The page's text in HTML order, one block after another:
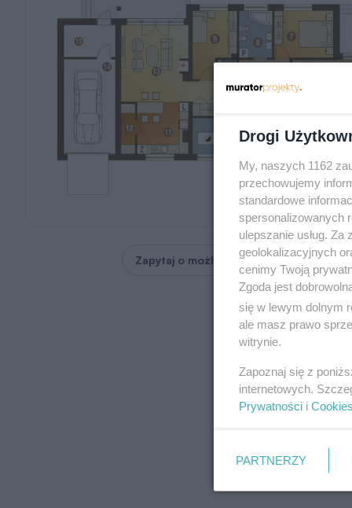
Zapytaj o możliwość zmian
Drogi
My, naszych 1162
przechowujemy
standardowe
spersonalizowanych
ulepszanie usług.
geolokalizacyjnych
cenimy Twoją
Zgoda jest
się w lewym dolnym
ale masz prawo
witrynie.
Zapoznaj się z
internetowych.
Prywatności i Cookies
PARTNERZY